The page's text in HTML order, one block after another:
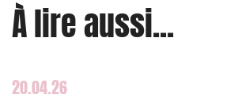
À lire aussi...
20.04.26